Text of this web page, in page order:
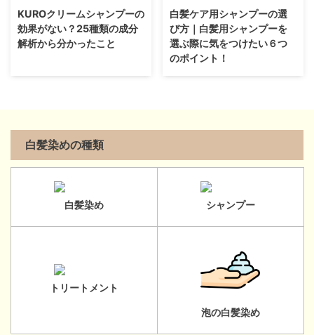
KUROクリームシャンプーの
効果がない？25種類の成分
解析から分かったこと
白髪ケア用シャンプーの選
び方｜白髪用シャンプーを
選ぶ際に気をつけたい６つ
のポイント！
白髪染めの種類
白髪染め シャンプー
トリートメント
泡の白髪染め